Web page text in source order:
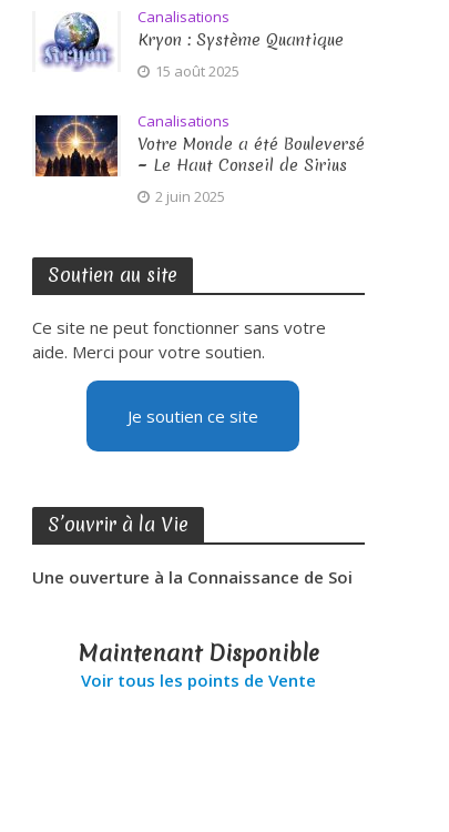
Canalisations
Kryon : Système Quantique
15 août 2025
Canalisations
Votre Monde a été Bouleversé
~ Le Haut Conseil de Sirius
2 juin 2025
Soutien au site
Ce site ne peut fonctionner sans votre
aide. Merci pour votre soutien.
Je soutien ce site
S’ouvrir à la Vie
Une ouverture à la Connaissance de Soi
Maintenant Disponible
Voir tous les points de Vente